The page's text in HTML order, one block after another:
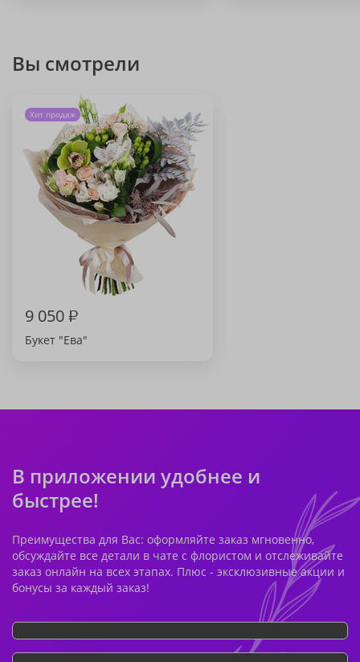
Вы смотрели
Хит продаж
9 050₽
Букет "Ева"
В приложении удобнее и
быстрее!
Преимущества для Вас: оформляйте заказ мгновенно,
обсуждайте все детали в чате с флористом и отслеживайте
заказ онлайн на всех этапах. Плюс - эксклюзивные акции и
бонусы за каждый заказ!